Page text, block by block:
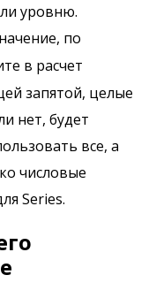
уровню.
по
в расчет
запятой, целые
нет, будет
все, а
числовые
Series.